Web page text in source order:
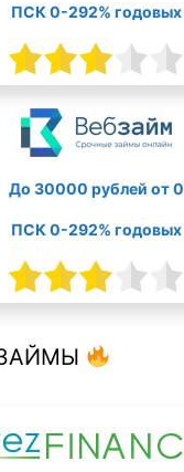
ПСК 0-292% годовых
До 30000 рублей от 0
ПСК 0-292% годовых